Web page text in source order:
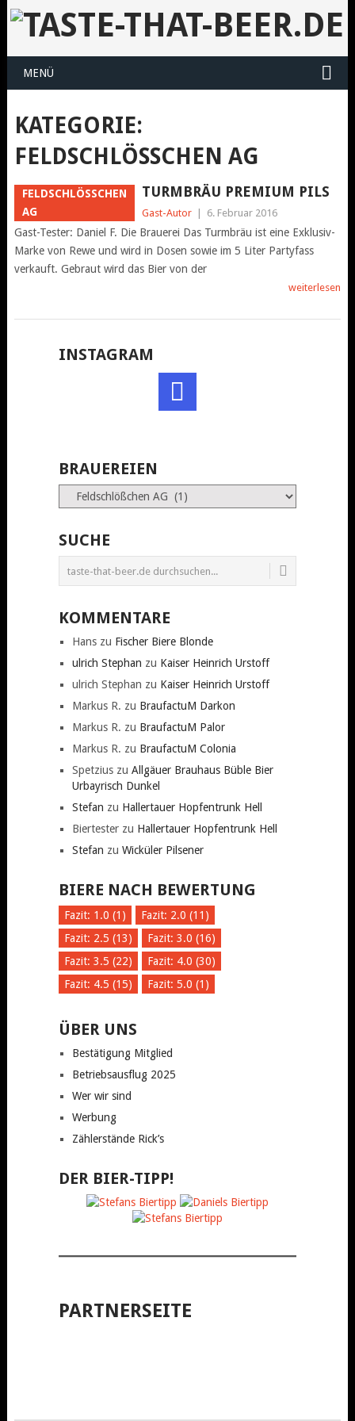
MENÜ
KATEGORIE:
FELDSCHLÖSSCHEN AG
FELDSCHLÖSSCHEN A
G
TURMBRÄU PREMIUM PILS
Gast-Autor 6. Februar 2016
Gast-Tester: Daniel F. Die Brauerei Das Turmbräu ist eine Exklusiv-
Marke von Rewe und wird in Dosen sowie im 5 Liter Partyfass
verkauft. Gebraut wird das Bier von der
weiterlesen
INSTAGRAM
BRAUEREIEN
Brauereien
SUCHE
KOMMENTARE
Hanszu Fischer Biere Blonde
ulrich Stephan zu Kaiser Heinrich Urstoff
ulrich Stephan zu Kaiser Heinrich Urstoff
Markus R. zu BraufactuM Darkon
Markus R. zu BraufactuM Palor
Markus R. zu BraufactuM Colonia
Spetziuszu Allgäuer Brauhaus Büble Bier
Urbayrisch Dunkel
Stefan zu Hallertauer Hopfentrunk Hell
Biertesterzu Hallertauer Hopfentrunk Hell
Stefan zu Wicküler Pilsener
BIERE NACH BEWERTUNG
Fazit: 1.0 (1)
Fazit: 2.0 (11)
Fazit: 2.5 (13)
Fazit: 3.0 (16)
Fazit: 3.5 (22)
Fazit: 4.0 (30)
Fazit: 4.5 (15)
Fazit: 5.0 (1)
ÜBER UNS
Bestätigung Mitglied
Betriebsausflug 2025
Wer wir sind
Werbung
Zählerstände Rick’s
DER BIER-TIPP!
PARTNERSEITE